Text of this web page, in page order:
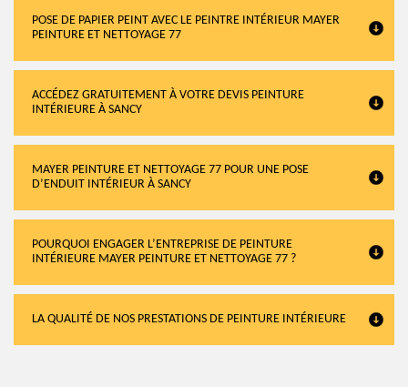
POSE DE PAPIER PEINT AVEC LE PEINTRE INTÉRIEUR MAYER
PEINTURE ET NETTOYAGE 77
ACCÉDEZ GRATUITEMENT À VOTRE DEVIS PEINTURE
INTÉRIEURE À SANCY
MAYER PEINTURE ET NETTOYAGE 77 POUR UNE POSE
D’ENDUIT INTÉRIEUR À SANCY
POURQUOI ENGAGER L’ENTREPRISE DE PEINTURE
INTÉRIEURE MAYER PEINTURE ET NETTOYAGE 77 ?
LA QUALITÉ DE NOS PRESTATIONS DE PEINTURE INTÉRIEURE